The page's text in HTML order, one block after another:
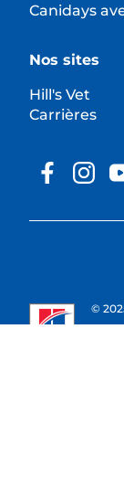
Canidays
Nos sites
Hill's Vet
Carrières
©